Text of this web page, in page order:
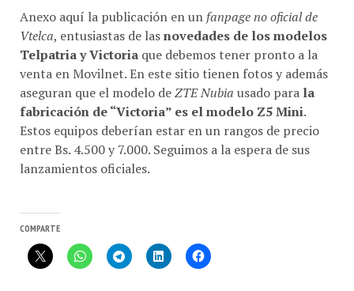
Anexo aquí la publicación en un fanpage no oficial de
Vtelca
, entusiastas de las
novedades de los modelos
Telpatria y Victoria
que debemos tener pronto a la
venta en Movilnet. En este sitio tienen fotos y además
aseguran que el modelo de
ZTE Nubia usado para la
fabricación de “Victoria” es el modelo Z5 Mini
Estos equipos deberían estar en un rangos de precio
entre Bs. 4.500 y 7.000. Seguimos a la espera de sus
lanzamientos oficiales.